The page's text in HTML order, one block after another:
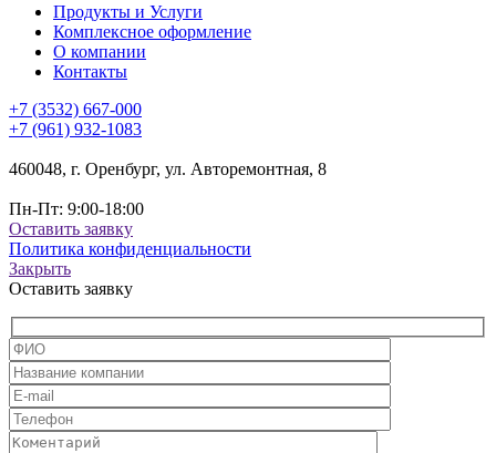
Продукты и Услуги
Комплексное оформление
О компании
Контакты
+7 (3532) 667-000
+7 (961) 932-1083
460048, г. Оренбург, ул. Авторемонтная, 8
Пн-Пт: 9:00-18:00
Оставить заявку
Политика конфиденциальности
Закрыть
Оставить заявку